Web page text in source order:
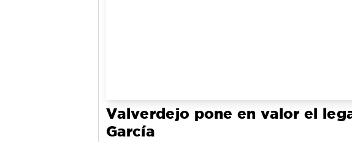
Valverdejo pone en valor el
García